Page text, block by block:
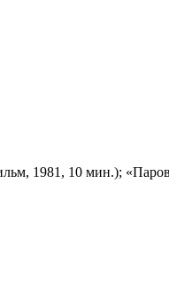
1981, 10 мин.);